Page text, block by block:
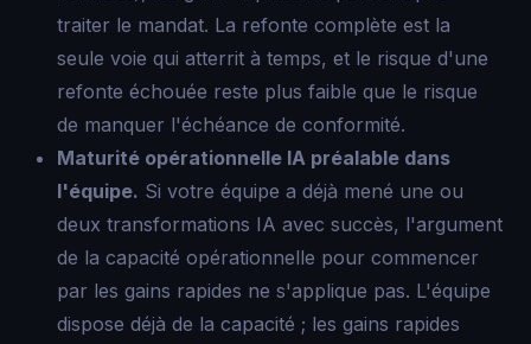
traiter le mandat. La refonte complète est la
seule voie qui atterrit à temps, et le risque d'une
refonte échouée reste plus faible que le risque
de manquer l'échéance de conformité.
Maturité opérationnelle IA préalable dans
l'équipe. Si votre équipe a déjà mené une ou
deux transformations IA avec succès, l'argument
de la capacité opérationnelle pour commencer
par les gains rapides ne s'applique pas. L'équipe
dispose déjà de la capacité ; les gains rapides